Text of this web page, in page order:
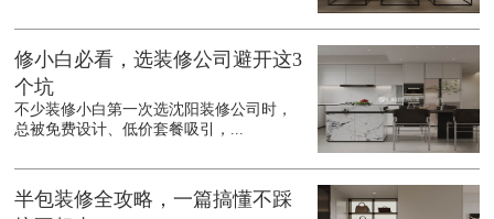
修小白必看，选装修公司避开这3
个坑
不少装修小白第一次选沈阳装修公司时，
总被免费设计、低价套餐吸引，...
半包装修全攻略，一篇搞懂不踩